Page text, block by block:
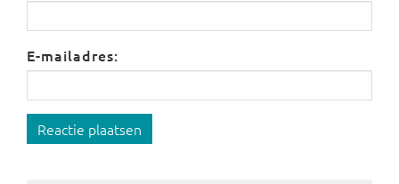
E-mailadres:
Reactie plaatsen